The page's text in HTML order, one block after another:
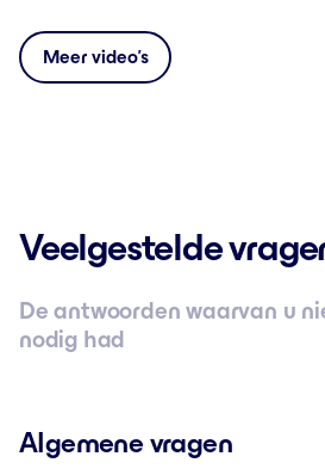
Meer video’s
Veelgestelde
De antwoorden waarvan u
nodig had
Algemene vragen